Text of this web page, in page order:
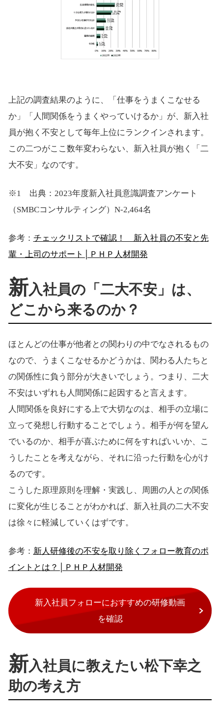
上記の調査結果のように、「仕事をうまくこなせる
か」「人間関係をうまくやっていけるか」が、新入社
員が抱く不安として毎年上位にランクインされます。
この二つがここ数年変わらない、新入社員が抱く「二
大不安」なのです。
※1 出典：2023年度新入社員意識調査アンケート
（SMBCコンサルティング）N-2,464名
参考： チェックリストで確認！ 新入社員の不安と先
輩・上司のサポート│ＰＨＰ人材開発
新入社員の「二大不安」は、
どこから来るのか？
ほとんどの仕事が他者との関わりの中でなされるもの
なので、うまくこなせるかどうかは、関わる人たちと
の関係性に負う部分が大きいでしょう。つまり、二大
不安はいずれも人間関係に起因すると言えます。
人間関係を良好にする上で大切なのは、相手の立場に
立って発想し行動することでしょう。相手が何を望ん
でいるのか、相手が喜ぶために何をすればいいか、こ
うしたことを考えながら、それに沿った行動を心がけ
るのです。
こうした原理原則を理解・実践し、周囲の人との関係
に変化が生じることがわかれば、新入社員の二大不安
は徐々に軽減していくはずです。
参考： 新人研修後の不安を取り除くフォロー教育のポ
イントとは？│ＰＨＰ人材開発
新入社員フォローにおすすめの研修動画
を確認
新入社員に教えたい松下幸之
助の考え方